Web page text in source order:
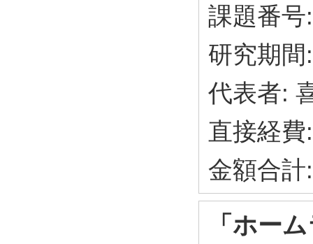
課題番号
研究期
代表者:
直接経
金額合
「ホー